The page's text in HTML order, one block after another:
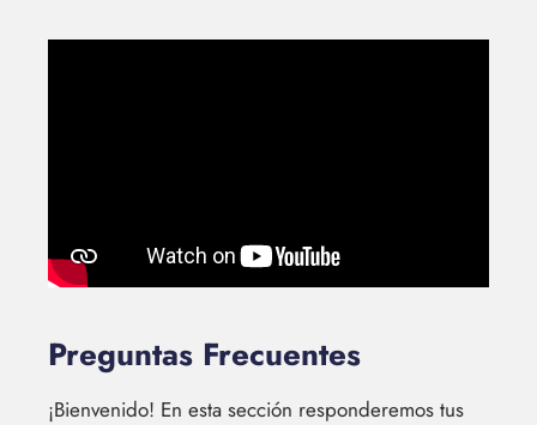
Preguntas Frecuentes
¡Bienvenido! En esta sección responderemos tus